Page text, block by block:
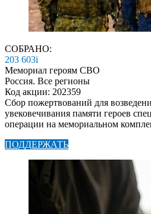
СОБРАНО:
203 603i
Мемориал героям СВО
Россия. Все регионы
Код акции: 202359
Сбор пожертвований для
увековечивания памяти героев
операции на мемориальном
ПОДДЕРЖАТЬ